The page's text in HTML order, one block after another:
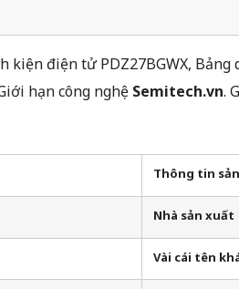
kiện điện tử PDZ27BGWX,
hạn công nghệ Semitech.vn.
Thông tin
Nhà sản xuất
Vài cái tên